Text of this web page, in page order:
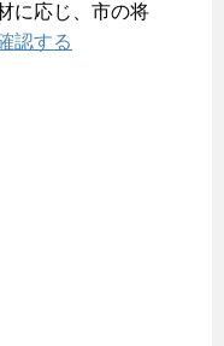
に応じ、市の将
認する